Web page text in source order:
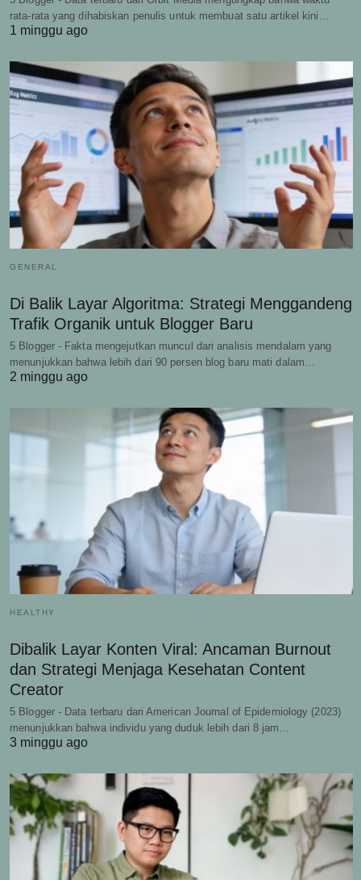
rata-rata yang dihabiskan penulis untuk membuat satu artikel kini…
1 minggu ago
GENERAL
Di Balik Layar Algoritma: Strategi Menggandeng
Trafik Organik untuk Blogger Baru
5 Blogger - Fakta mengejutkan muncul dari analisis mendalam yang
menunjukkan bahwa lebih dari 90 persen blog baru mati dalam…
2 minggu ago
HEALTHY
Dibalik Layar Konten Viral: Ancaman Burnout
dan Strategi Menjaga Kesehatan Content
Creator
5 Blogger - Data terbaru dari American Journal of Epidemiology (2023)
menunjukkan bahwa individu yang duduk lebih dari 8 jam…
3 minggu ago